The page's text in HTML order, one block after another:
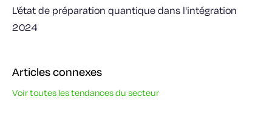
L'état de préparation quantique dans l'intégration
2024
Articles connexes
Voir toutes les tendances du secteur